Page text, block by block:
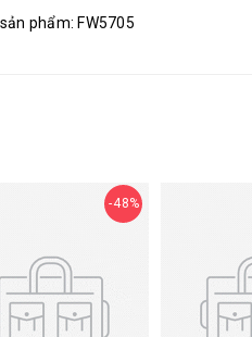
phẩm: FW5705
48%